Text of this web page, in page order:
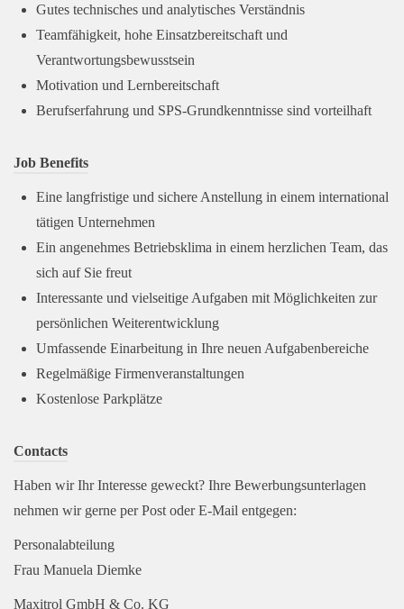
Gutes technisches und analytisches Verständnis
Teamfähigkeit, hohe Einsatzbereitschaft und
Verantwortungsbewusstsein
Motivation und Lernbereitschaft
Berufserfahrung und SPS-Grundkenntnisse sind vorteilhaft
Job Benefits
Eine langfristige und sichere Anstellung in einem international
tätigen Unternehmen
Ein angenehmes Betriebsklima in einem herzlichen Team, das
sich auf Sie freut
Interessante und vielseitige Aufgaben mit Möglichkeiten zur
persönlichen Weiterentwicklung
Umfassende Einarbeitung in Ihre neuen Aufgabenbereiche
Regelmäßige Firmenveranstaltungen
Kostenlose Parkplätze
Contacts
Haben wir Ihr Interesse geweckt? Ihre Bewerbungsunterlagen
nehmen wir gerne per Post oder E‑Mail entgegen:
Personalabteilung
Frau Manuela Diemke
Maxitrol GmbH & Co. KG